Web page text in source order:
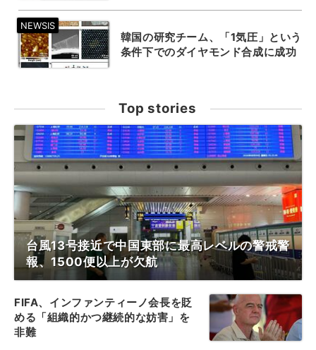
韓国の研究チーム、「1気圧」という
条件下でのダイヤモンド合成に成功
Top stories
台風13号接近で中国東部に最高レベルの警戒警
報、1500便以上が欠航
FIFA、インファンティーノ会長を貶
める「組織的かつ継続的な妨害」を
非難